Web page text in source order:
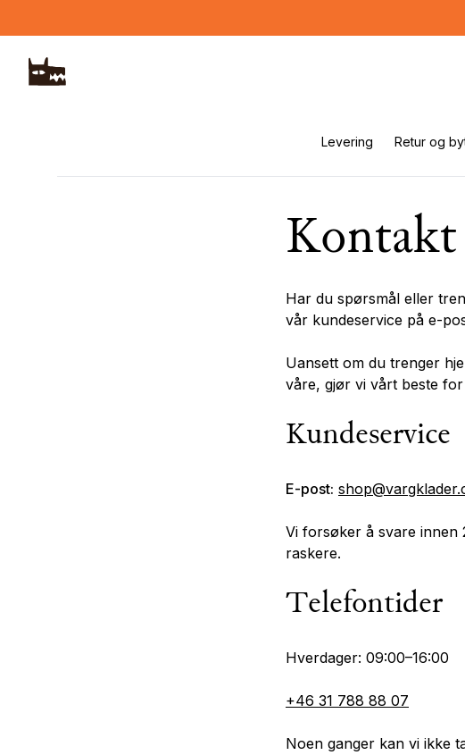
Levering Retur og
Kontakt
Har du spørsmål eller
vår kundeservice på e-
Uansett om du trenger
våre, gjør vi vårt beste
Kundeservice
E-post:
Vi forsøker å svare
raskere.
Telefontider
Hverdager: 09:00–16:00
+46 31 788 88 07
Noen ganger kan vi ikke